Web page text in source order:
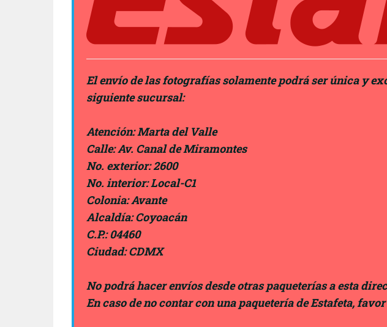
El envío de las fotografías solamente podrá ser única y
siguiente sucursal:
Atención:Marta del Valle
Calle: Av. Canal de Miramontes
No. exterior: 2600
No. interior: Local-C1
Colonia: Avante
Alcaldía: Coyoacán
C.P.: 04460
Ciudad: CDMX
No podrá hacer envíos desde otras paqueterías a esta
En caso de no contar con una paquetería de Estafeta,